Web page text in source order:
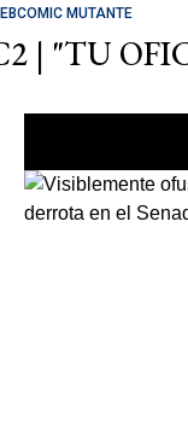
MUTANTE
| "TU